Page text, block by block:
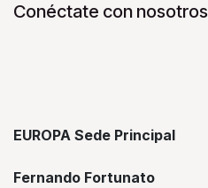
Conéctate con nosotros
EUROPA Sede Principal
Fernando Fortunato